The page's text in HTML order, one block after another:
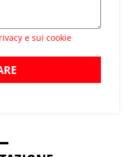
e sui cookie